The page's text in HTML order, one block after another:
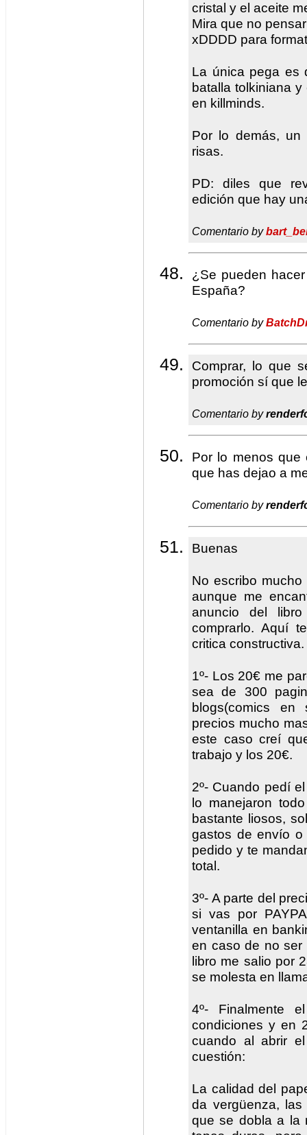
cristal y el aceite
Mira que no
xDDDD para
La única pega es
batalla tolkiniana
en killminds.
Por lo demás, un
risas.
PD: diles que
edición que hay
Comentario by
¿Se pueden
España?
Comentario by
Comprar, lo que
promoción sí que
Comentario by
Por lo menos que
que has dejao a
Comentario by
Buenas
No escribo
aunque me
anuncio del
comprarlo. Aquí
critica constructiva.
1º- Los 20€ me
sea de 300
blogs(comics
precios mucho
este caso creí
trabajo y los 20€.
2º- Cuando pedí
lo manejaron
bastante liosos,
gastos de envío
pedido y te
total.
3º- A parte del
si vas por
ventanilla en
en caso de no ser
libro me salio por
se molesta en
4º- Finalmente
condiciones y en
cuando al abrir
cuestión:
La calidad del
da vergüenza,
que se dobla a la